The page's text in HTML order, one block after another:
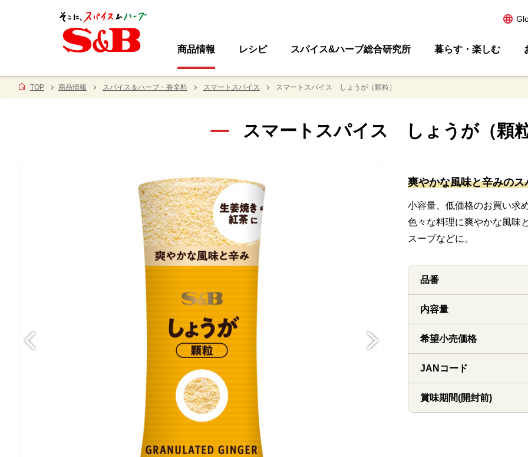
商品情報 レシピ スパイス&ハーブ総合研究所 暮らす・楽しむ
TOP 商品情報 スパイス＆ハーブ・香辛料 スマートスパイス スマートスパイス しょうが（顆粒）
スマートスパイス しょうが（顆粒
爽やかな風味と辛みのス
小容量、低価格のお買い求
色々な料理に爽やかな風味
スープなどに。
品番
内容量
希望小売価格
JANコード
賞味期間(開封前)